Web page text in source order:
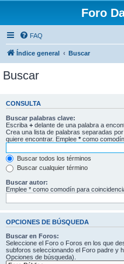
Foro
FAQ
Índice general Buscar
Buscar
CONSULTA
Buscar palabras clave:
Escriba + delante de una palabra a
Crea una lista de palabras separadas por
quiere encontrar. Emplee * como
Buscar todos los términos
Buscar cualquier término
Buscar autor:
Emplee * como comodín para
OPCIONES DE BÚSQUEDA
Buscar en Foros:
Seleccione el Foro o Foros en los que
subforos seleccionando el Foro padre y
Opciones de búsqueda).